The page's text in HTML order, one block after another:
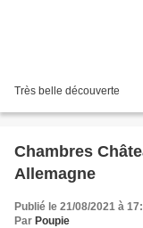
Très belle découverte
Chambres
Allemagne
Publié le 21/08/2021 à
Par Poupie